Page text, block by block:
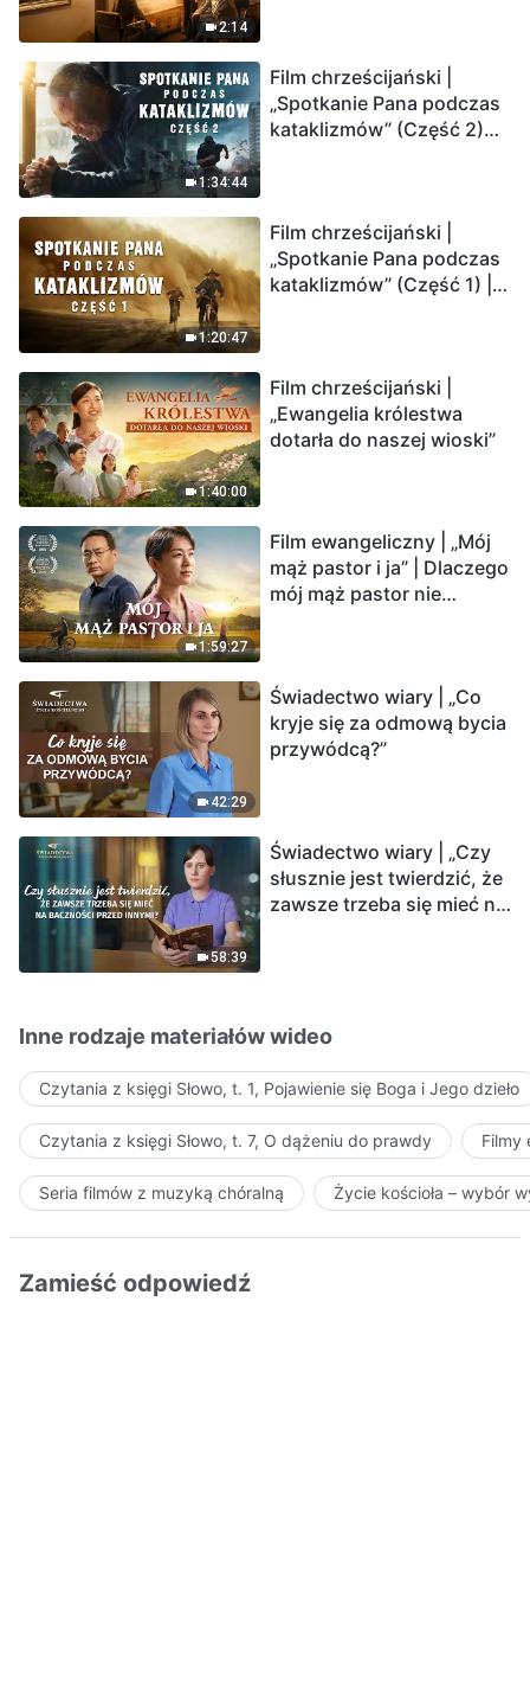
2:14
1:34:44
Film chrześcijański |
„Spotkanie Pana podczas
kataklizmów” (Część 2)
Ludzkość weszła w
odliczanie. Czy znalazłeś
już drogę ocalenia?
1:20:47
Film chrześcijański |
„Spotkanie Pana podczas
kataklizmów” (Część 1) |
1:40:00
Film chrześcijański |
„Ewangelia królestwa
dotarła do naszej wioski”
1:59:27
Film ewangeliczny | „Mój
mąż pastor i ja” | Dlaczego
mój mąż pastor nie
42:29
Świadectwo wiary | „Co
kryje się za odmową bycia
przywódcą?”
58:39
Świadectwo wiary | „Czy
słusznie jest twierdzić, że
zawsze trzeba się mieć na
Inne rodzaje materiałów wideo
Czytania z księgi Słowo, t. 1, Pojawienie się Boga i Jego dzieło
Czytania z księgi Słowo, t. 7, O dążeniu do prawdy Filmy
Seria filmów z muzyką chóralną Życie kościoła – wybór
Zamieść odpowiedź